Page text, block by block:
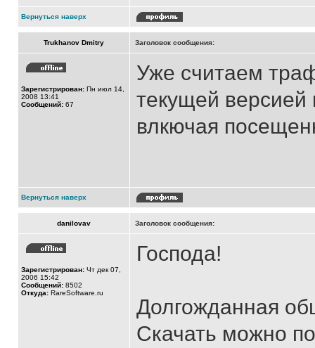
Вернуться наверх
Trukhanov Dmitry Заголовок сообщения:
Зарегистрирован: Пн июл 14,
2008 13:41
Сообщений: 67
Уже считаем
текущей версией
влкючая
Вернуться наверх
danilovav Заголовок сообщения:
Зарегистрирован: Чт дек 07,
2006 15:42
Сообщений: 8502
Откуда: RareSoftware.ru
Господа!
Долгожданная
Скачать можно